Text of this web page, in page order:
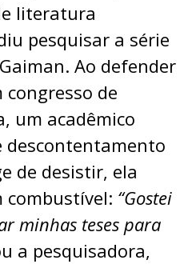
literatura
pesquisar a série
Ao defender
de
um acadêmico
de desistir, ela
combustível: “Gostei
minhas teses para
a pesquisadora,